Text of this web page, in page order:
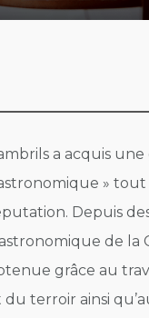
a acquis
» tout
Depuis
de la
grâce au
du terroir ainsi